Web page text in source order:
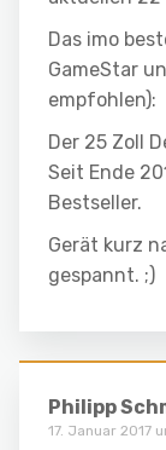
Das imo
GameStar
empfohlen):
Der 25 Zoll
Seit Ende
Bestseller.
Gerät kurz
gespannt. ;)
Philipp
17. Januar 2017